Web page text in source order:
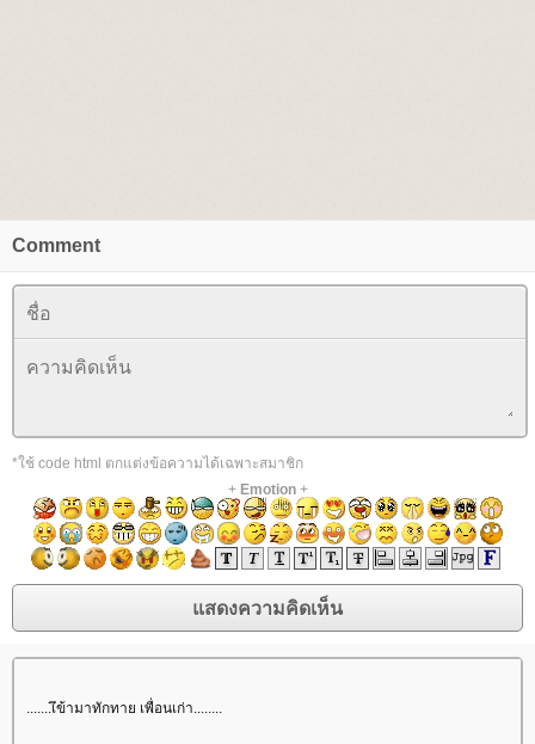
Comment
*ใช้ code html ตกแต่งข้อความได้เฉพาะสมาชิก
+ Emotion+
.......เึข้ามาทักทาย เพื่อนเก่า........